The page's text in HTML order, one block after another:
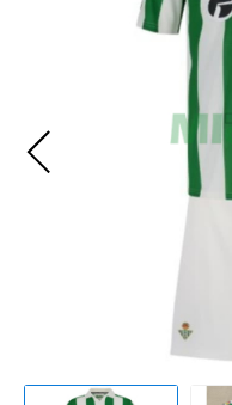
Premier League
Ropa de